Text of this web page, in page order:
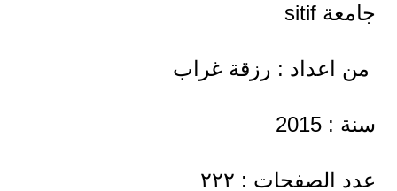
جامعة sitif
من اعداد : رزقة غراب
سنة : 2015
عدد الصفحات : ٢٢٢